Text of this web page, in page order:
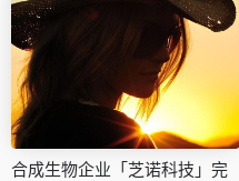
合成生物企业「芝诺科技」完